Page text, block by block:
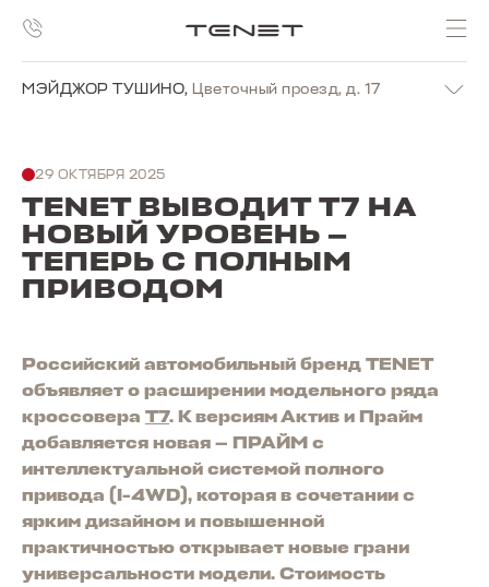
МЭЙДЖОР ТУШИНО, Цветочный проезд, д. 17
29 ОКТЯБРЯ 2025
TENET ВЫВОДИТ T7 НА
НОВЫЙ УРОВЕНЬ —
ТЕПЕРЬ С ПОЛНЫМ
ПРИВОДОМ
Российский автомобильный бренд TENET
объявляет о расширении модельного ряда
кроссовера T7. К версиям Актив и Прайм
добавляется новая — ПРАЙМ с
интеллектуальной системой полного
привода (I-4WD), которая в сочетании с
ярким дизайном и повышенной
практичностью открывает новые грани
универсальности модели. Стоимость